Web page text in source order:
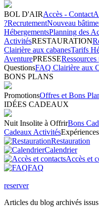
BOL D'AIRAccès - Contact
?RecrutementNouveau
HébergementsPlanning des
ActivitésRESTAURATION
Clairière aux cabanesTarifs
AventurePRESSERessources
QuestionsFAQ Clairière aux
BONS PLANS
PromotionsOffres et Bons
IDÉES CADEAUX
Nuit Insolite à OffrirBons
Cadeaux Activités
Restauration
Calendrier
Accès et
FAQ
reserver
Articles du blog archivés